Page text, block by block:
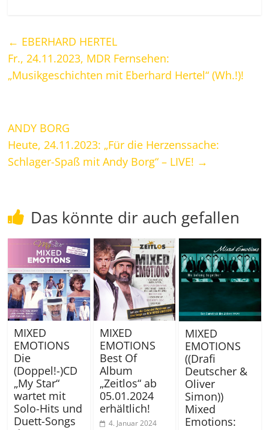
← EBERHARD HERTEL
Fr., 24.11.2023, MDR Fernsehen:
„Musikgeschichten mit Eberhard Hertel“ (Wh.!)!
ANDY BORG
Heute, 24.11.2023: „Für die Herzenssache:
Schlager-Spaß mit Andy Borg“ – LIVE! →
Das könnte dir auch gefallen
MIXED
EMOTIONS
Die
(Doppel!-)CD
„My Star“
wartet mit
Solo-Hits und
Duett-Songs
MIXED
EMOTIONS
Best Of
Album
„Zeitlos“ ab
05.01.2024
erhältlich!
4. Januar 2024
MIXED
EMOTIONS
((Drafi
Deutscher &
Oliver
Simon))
Mixed
Emotions: